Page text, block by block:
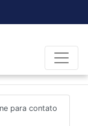
para contato